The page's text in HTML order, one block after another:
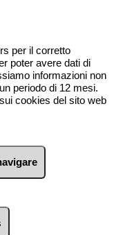
per il corretto
poter avere dati di
informazioni non
periodo di 12 mesi.
cookies del sito web